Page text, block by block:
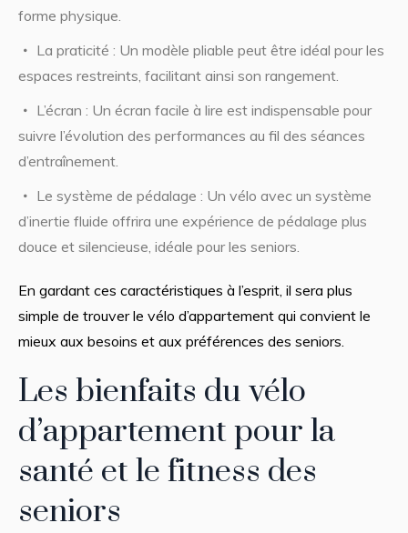
forme physique.
La praticité : Un modèle pliable peut être idéal pour les
espaces restreints, facilitant ainsi son rangement.
L’écran : Un écran facile à lire est indispensable pour
suivre l’évolution des performances au fil des séances
d’entraînement.
Le système de pédalage : Un vélo avec un système
d’inertie fluide offrira une expérience de pédalage plus
douce et silencieuse, idéale pour les seniors.
En gardant ces caractéristiques à l’esprit, il sera plus
simple de trouver le vélo d’appartement qui convient le
mieux aux besoins et aux préférences des seniors.
Les bienfaits du vélo
d’appartement pour la
santé et le fitness des
seniors